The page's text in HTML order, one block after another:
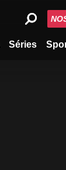
Séries